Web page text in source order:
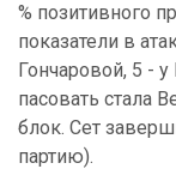
% позитивного
показатели в
Гончаровой, 5 -
пасовать стала
блок. Сет
партию).